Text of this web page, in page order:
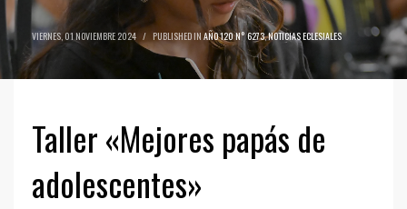
VIERNES, 01 NOVIEMBRE 2024 / PUBLISHED IN AÑO 120 N° 6273,NOTICIAS ECLESIALES
Taller «Mejores papás de
adolescentes»